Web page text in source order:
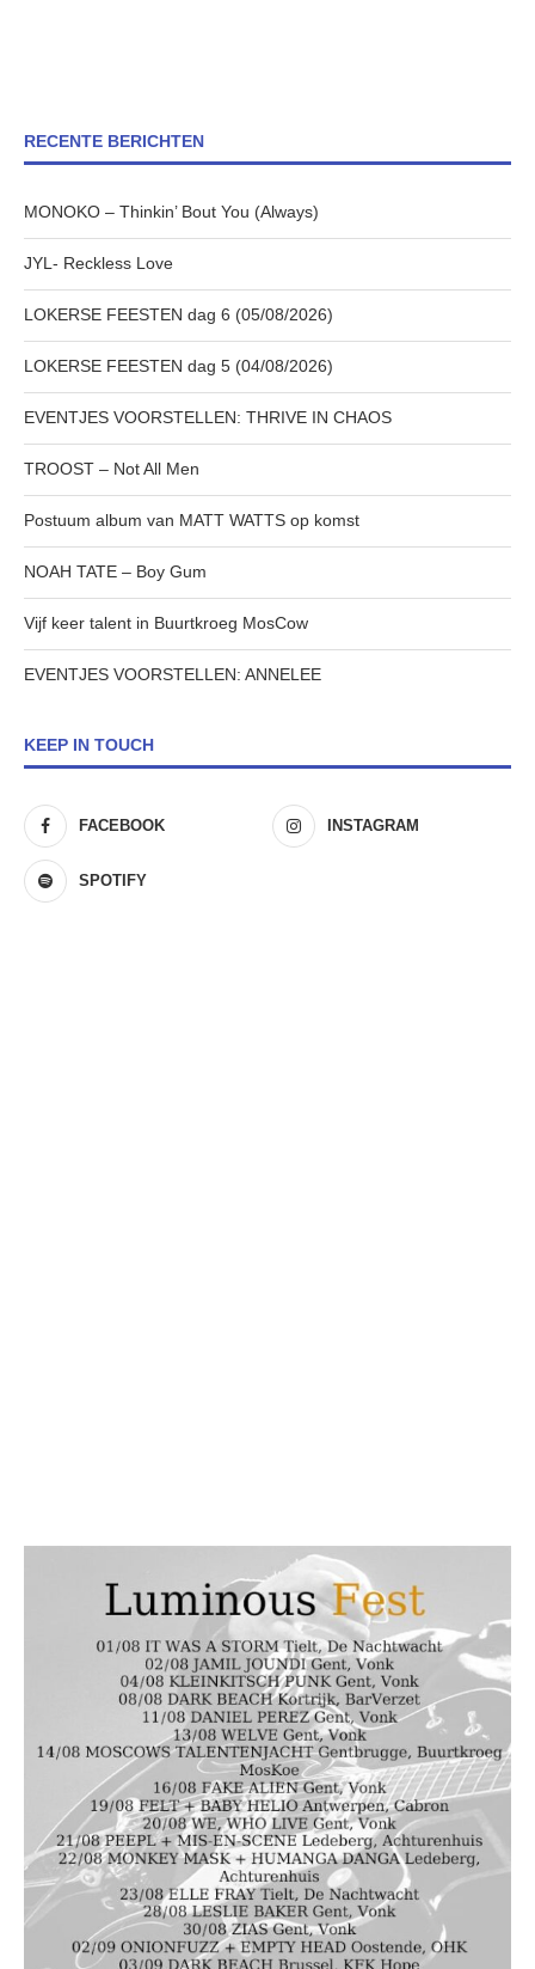
RECENTE BERICHTEN
MONOKO – Thinkin’ Bout You (Always)
JYL- Reckless Love
LOKERSE FEESTEN dag 6 (05/08/2026)
LOKERSE FEESTEN dag 5 (04/08/2026)
EVENTJES VOORSTELLEN: THRIVE IN CHAOS
TROOST – Not All Men
Postuum album van MATT WATTS op komst
NOAH TATE – Boy Gum
Vijf keer talent in Buurtkroeg MosCow
EVENTJES VOORSTELLEN: ANNELEE
KEEP IN TOUCH
FACEBOOK INSTAGRAM
SPOTIFY